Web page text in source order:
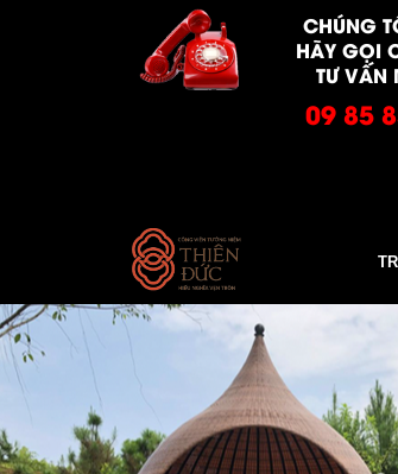
CHÚNG
HÃY GỌI
TƯ VẤN
09 85